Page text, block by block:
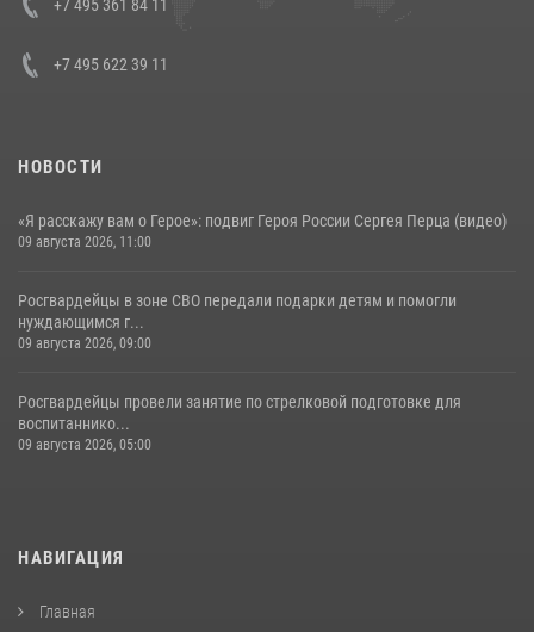
+7 495 361 84 11
+7 495 622 39 11
НОВОСТИ
«Я расскажу вам о Герое»: подвиг Героя России Сергея Перца (видео)
09 августа 2026, 11:00
Росгвардейцы в зоне СВО передали подарки детям и помогли
нуждающимся г...
09 августа 2026, 09:00
Росгвардейцы провели занятие по стрелковой подготовке для
воспитаннико...
09 августа 2026, 05:00
НАВИГАЦИЯ
Главная